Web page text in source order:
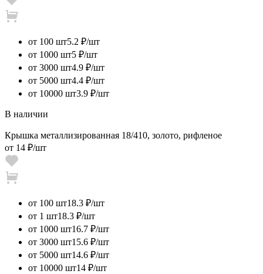
от 100 шт5.2 ₽/шт
от 1000 шт5 ₽/шт
от 3000 шт4.9 ₽/шт
от 5000 шт4.4 ₽/шт
от 10000 шт3.9 ₽/шт
В наличии
Крышка металлизированная 18/410, золото, рифленое
от 14 ₽/шт
от 100 шт18.3 ₽/шт
от 1 шт18.3 ₽/шт
от 1000 шт16.7 ₽/шт
от 3000 шт15.6 ₽/шт
от 5000 шт14.6 ₽/шт
от 10000 шт14 ₽/шт